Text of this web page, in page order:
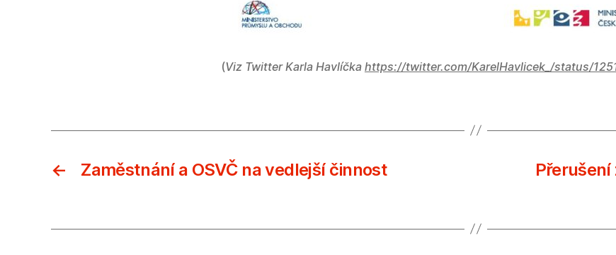
(Viz Twitter Karla Havlíčka https://twitter.com/KarelHavlicek_/status/
← Zaměstnání a OSVČ na vedlejší činnost